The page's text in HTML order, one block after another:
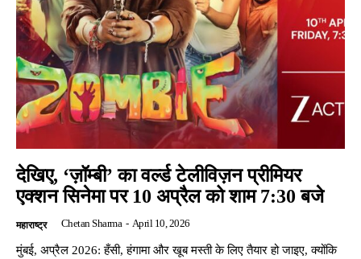
देखिए, ‘ज़ॉम्बी’ का वर्ल्ड टेलीविज़न प्रीमियर
एक्शन सिनेमा पर 10 अप्रैल को शाम 7:30 बजे
महाराष्ट्र Chetan Sharma - April 10, 2026
मुंबई, अप्रैल 2026: हँसी, हंगामा और खूब मस्ती के लिए तैयार हो जाइए, क्योंकि